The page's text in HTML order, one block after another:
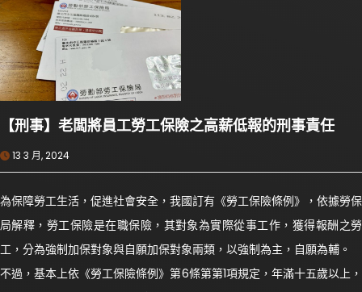
【刑事】老闆將員工勞工保險之高薪低報的刑事責任
13 3 月, 2024
為保障勞工生活，促進社會安全，我國訂有《勞工保險條例》，依據勞保
局解釋，勞工保險是在職保險，其對象為實際從事工作，獲得報酬之勞
工，分為強制加保對象與自願加保對象兩類，以強制為主，自願為輔。
不過，基本上依《勞工保險條例》第6條第第1項規定，年滿十五歲以上，